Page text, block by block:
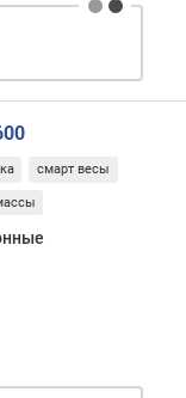
смарт весы